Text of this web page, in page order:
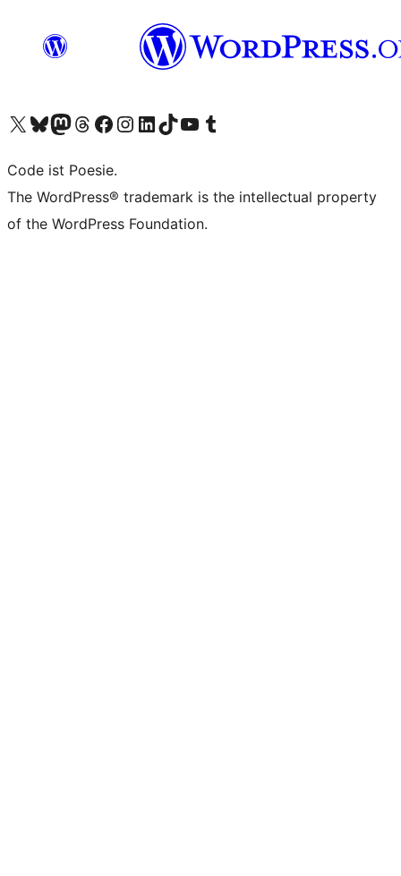
Unser X-Konto (früher Twitter) besuchen
Unser Bluesky-Konto besuchen
Unser Mastodon-Konto besuchen
Unser Threads-Konto besuchen
Unsere Facebook-Seite besuchen
Unser Instagram-Konto besuchen
Unser LinkedIn-Konto besuchen
Unser TikTok-Konto besuchen
Unseren YouTube-Kanal besuchen
Unser Tumblr-Konto besuchen
Code ist Poesie.
The WordPress® trademark is the intellectual property
of the WordPress Foundation.